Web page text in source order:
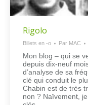
Rigolo
Billets en -o Par MAC
Mon blog – qui se
depuis dix-neuf
d’analyse de sa
clé qui conduit le
Chabin est de très
non ? Naïvement,